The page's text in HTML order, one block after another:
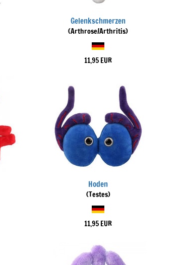
Gelenkschmerzen
(Arthrose/Arthritis)
11,95 EUR
Hoden
(Testes)
11,95 EUR